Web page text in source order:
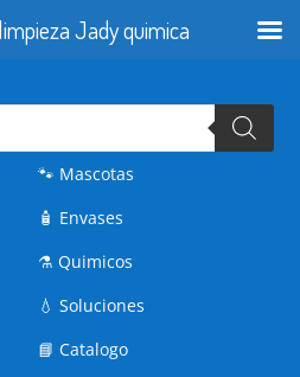
🐾 Mascotas
🧴 Envases
⚗️Quimicos
💧Soluciones
📘Catalogo
Jady quimica